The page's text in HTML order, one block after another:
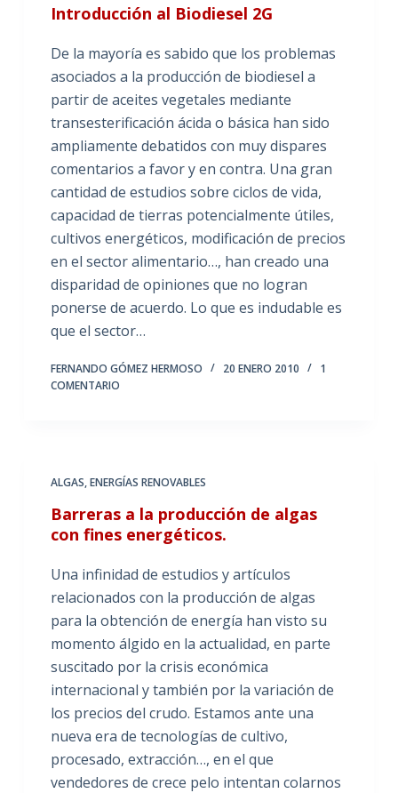
Introducción al Biodiesel 2G
De la mayoría es sabido que los problemas
asociados a la producción de biodiesel a
partir de aceites vegetales mediante
transesterificación ácida o básica han sido
ampliamente debatidos con muy dispares
comentarios a favor y en contra. Una gran
cantidad de estudios sobre ciclos de vida,
capacidad de tierras potencialmente útiles,
cultivos energéticos, modificación de precios
en el sector alimentario…, han creado una
disparidad de opiniones que no logran
ponerse de acuerdo. Lo que es indudable es
que el sector…
FERNANDO GÓMEZ HERMOSO 20 ENERO 2010
1
COMENTARIO
ALGAS,ENERGÍAS RENOVABLES
Barreras a la producción de algas
con fines energéticos.
Una infinidad de estudios y artículos
relacionados con la producción de algas
para la obtención de energía han visto su
momento álgido en la actualidad, en parte
suscitado por la crisis económica
internacional y también por la variación de
los precios del crudo. Estamos ante una
nueva era de tecnologías de cultivo,
procesado, extracción…, en el que
vendedores de crece pelo intentan colarnos